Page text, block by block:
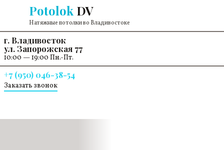
Перейти к содержанию
Potolok DV
Натяжные потолки во Владивостоке
г. Владивосток
ул. Запорожская 77
10:00 — 19:00 Пн.-Пт.
+7 (950) 046-38-54
Заказать звонок